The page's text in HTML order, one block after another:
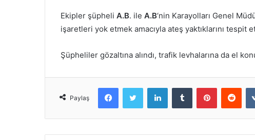
Ekipler şüpheli A.B. ile A.B‘nin Karayolları Genel
işaretleri yok etmek amacıyla ateş yaktıklarını tespit
Şüpheliler gözaltına alındı, trafik levhalarına da el
Paylaş
FacebookTwitter LinkedInTumblr Pinterest